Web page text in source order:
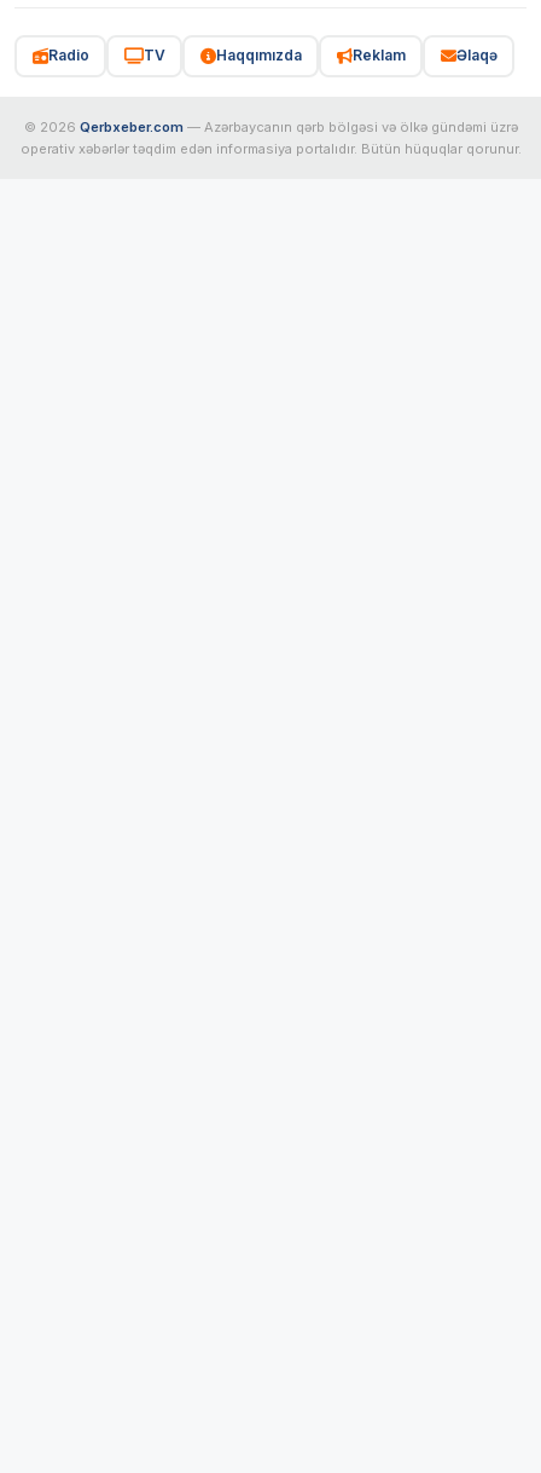
Radio TV Haqqımızda Reklam Əlaqə
© 2026 Qerbxeber.com — Azərbaycanın qərb bölgəsi və ölkə gündəmi üzrə
operativ xəbərlər təqdim edən informasiya portalıdır. Bütün hüquqlar qorunur.